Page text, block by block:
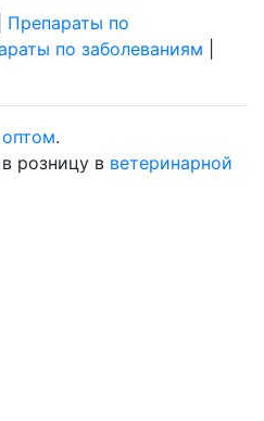
Препараты по
по заболеваниям
.
в розницу в ветеринарной